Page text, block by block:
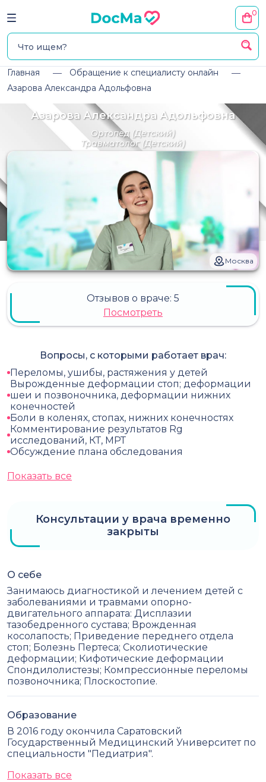
0
Главная
Обращение к специалисту онлайн
Азарова Александра Адольфовна
Азарова Александра Адольфовна
Ортопед(Детский)
Травматолог(Детский)
Москва
Отзывов о враче: 5
Посмотреть
Вопросы, с которыми работает врач:
Переломы, ушибы, растяжения у детей
Вырожденные деформации стоп; деформации
шеи и позвоночника, деформации нижних
конечностей
Боли в коленях, стопах, нижних конечностях
Комментирование результатов Rg
исследований, КТ, МРТ
Обсуждение плана обследования
Показать все
Консультации у врача временно
закрыты
О себе
Занимаюсь диагностикой и лечением детей с
заболеваниями и травмами опорно-
двигательного аппарата: Дисплазии
тазобедренного сустава; Врожденная
косолапость; Приведение переднего отдела
стоп; Болезнь Пертеса; Сколиотические
деформации; Кифотические деформации
Спондилолистезы; Компрессионные переломы
позвоночника; Плоскостопие.
Образование
В 2016 году окончила Саратовский
Государственный Медицинский Университет по
специальности "Педиатрия".
Показать все